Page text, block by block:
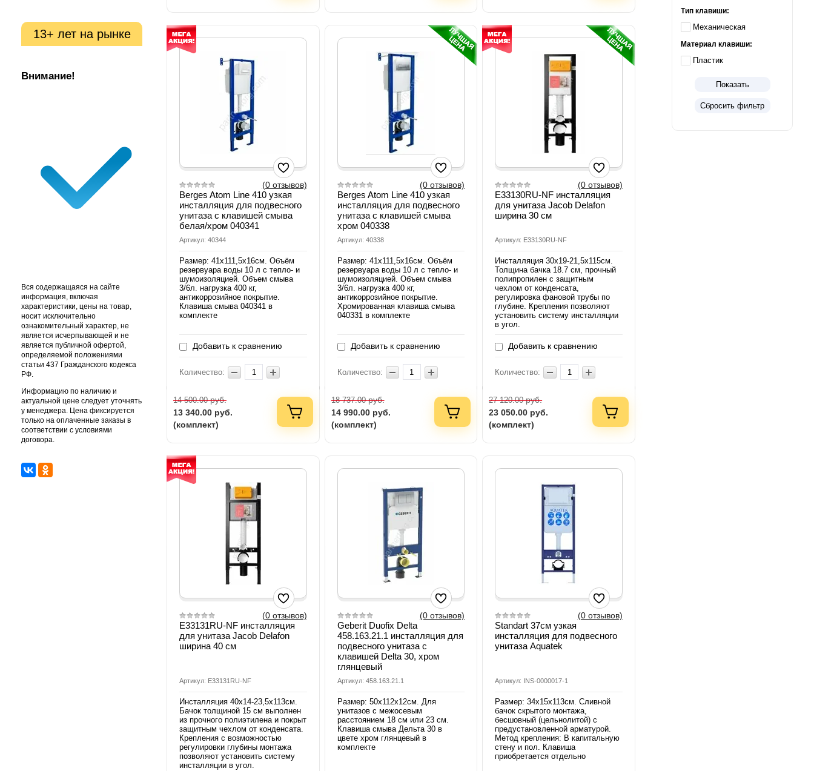
13+ лет на рынке
Внимание!
Вся содержащаяся на сайте
информация, включая
характеристики, цены на товар,
носит исключительно
ознакомительный характер, не
является исчерпывающей и не
является публичной офертой,
определяемой положениями
статьи 437 Гражданского кодекса
РФ.
Информацию по наличию и
актуальной цене следует уточнять
у менеджера. Цена фиксируется
только на оплаченные заказы в
соответствии с условиями
договора.
(0 отзывов)
Berges Atom Line 410 узкая
инсталляция для подвесного
унитаза с клавишей смыва
белая/хром 040341
Артикул: 40344
Размер: 41х111,5х16см. Объём
резервуара воды 10 л с тепло- и
шумоизоляцией. Объем смыва
3/6л. нагрузка 400 кг,
антикоррозийное покрытие.
Клавиша смыва 040341 в
комплекте
Добавить к сравнению
Количество:
14 500.00руб.
13 340.00 руб.
(комплект)
(0 отзывов)
Berges Atom Line 410 узкая
инсталляция для подвесного
унитаза с клавишей смыва
хром 040338
Артикул: 40338
Размер: 41х111,5х16см. Объём
резервуара воды 10 л с тепло- и
шумоизоляцией. Объем смыва
3/6л. нагрузка 400 кг,
антикоррозийное покрытие.
Хромированная клавиша смыва
040331 в комплекте
Добавить к сравнению
Количество:
18 737.00руб.
14 990.00 руб.
(комплект)
(0 отзывов)
E33130RU-NF инсталляция
для унитаза Jacob Delafon
ширина 30 см
Артикул: E33130RU-NF
Инсталляция 30х19-21,5х115см.
Толщина бачка 18.7 см, прочный
полипропилен с защитным
чехлом от конденсата,
регулировка фановой трубы по
глубине. Крепления позволяют
установить систему инсталляции
в угол.
Добавить к сравнению
Количество:
27 120.00руб.
23 050.00 руб.
(комплект)
(0 отзывов)
E33131RU-NF инсталляция
для унитаза Jacob Delafon
ширина 40 см
Артикул: E33131RU-NF
Инсталляция 40х14-23,5х113см.
Бачок толщиной 15 см выполнен
из прочного полиэтилена и покрыт
защитным чехлом от конденсата.
Крепления с возможностью
регулировки глубины монтажа
позволяют установить систему
инсталляции в угол.
(0 отзывов)
Geberit Duofix Delta
458.163.21.1 инсталляция для
подвесного унитаза с
клавишей Delta 30, хром
глянцевый
Артикул: 458.163.21.1
Размер: 50х112х12см. Для
унитазов с межосевым
расстоянием 18 см или 23 см.
Клавиша смыва Дельта 30 в
цвете хром глянцевый в
комплекте
(0 отзывов)
Standart 37см узкая
инсталляция для подвесного
унитаза Aquatek
Артикул: INS-0000017-1
Размер: 34х15х113см. Сливной
бачок скрытого монтажа,
бесшовный (цельнолитой) с
предустановленной арматурой.
Метод крепления: В капитальную
стену и пол. Клавиша
приобретается отдельно
Тип клавиши:
Механическая
Материал клавиши:
Пластик
Показать
Сбросить фильтр